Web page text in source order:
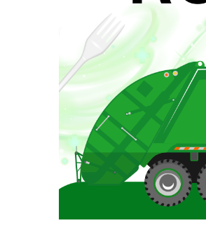
Виконавчий комітет